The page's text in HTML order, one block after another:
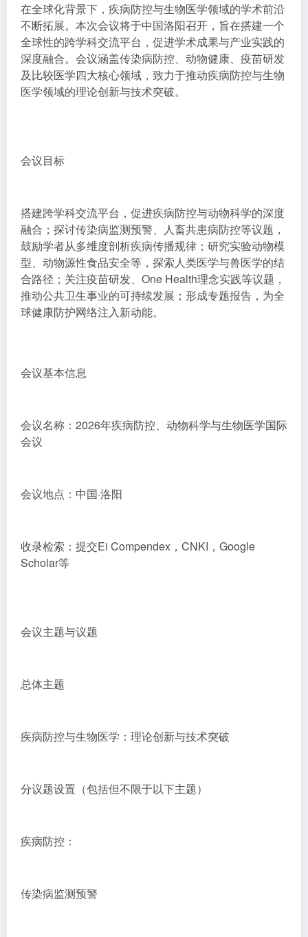
在全球化背景下，疾病防控与生物医学领域的学术前沿
不断拓展。本次会议将于中国洛阳召开，旨在搭建一个
全球性的跨学科交流平台，促进学术成果与产业实践的
深度融合。会议涵盖传染病防控、动物健康、疫苗研发
及比较医学四大核心领域，致力于推动疾病防控与生物
医学领域的理论创新与技术突破。
会议目标
搭建跨学科交流平台，促进疾病防控与动物科学的深度
融合；探讨传染病监测预警、人畜共患病防控等议题，
鼓励学者从多维度剖析疾病传播规律；研究实验动物模
型、动物源性食品安全等，探索人类医学与兽医学的结
合路径；关注疫苗研发、One Health理念实践等议题，
推动公共卫生事业的可持续发展；形成专题报告，为全
球健康防护网络注入新动能。
会议基本信息
会议名称：2026年疾病防控、动物科学与生物医学国际
会议
会议地点：中国·洛阳
收录检索：提交Ei Compendex，CNKI，Google
Scholar等
会议主题与议题
总体主题
疾病防控与生物医学：理论创新与技术突破
分议题设置（包括但不限于以下主题）
疾病防控：
传染病监测预警